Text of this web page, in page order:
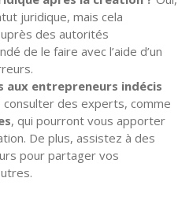
juridique, mais cela
des autorités
de le faire avec l’aide d’un
aux entrepreneurs indécis
consulter des experts, comme
, qui pourront vous apporter
De plus, assistez à des
pour partager vos